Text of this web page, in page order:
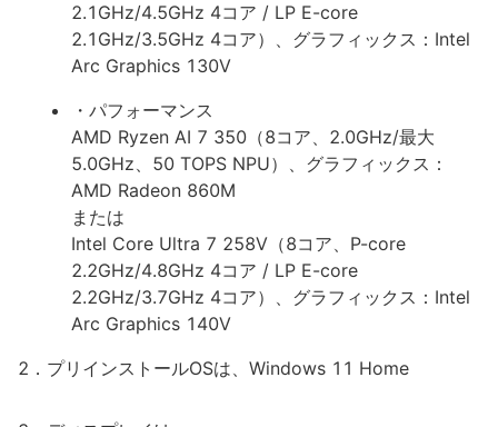
2.1GHz/4.5GHz 4コア / LP E-core
2.1GHz/3.5GHz 4コア）、グラフィックス：Intel
Arc Graphics 130V
・パフォーマンス
AMD Ryzen AI 7 350（8コア、2.0GHz/最大
5.0GHz、50 TOPS NPU）、グラフィックス：
AMD Radeon 860M
または
Intel Core Ultra 7 258V（8コア、P-core
2.2GHz/4.8GHz 4コア / LP E-core
2.2GHz/3.7GHz 4コア）、グラフィックス：Intel
Arc Graphics 140V
2．プリインストールOSは、Windows 11 Home